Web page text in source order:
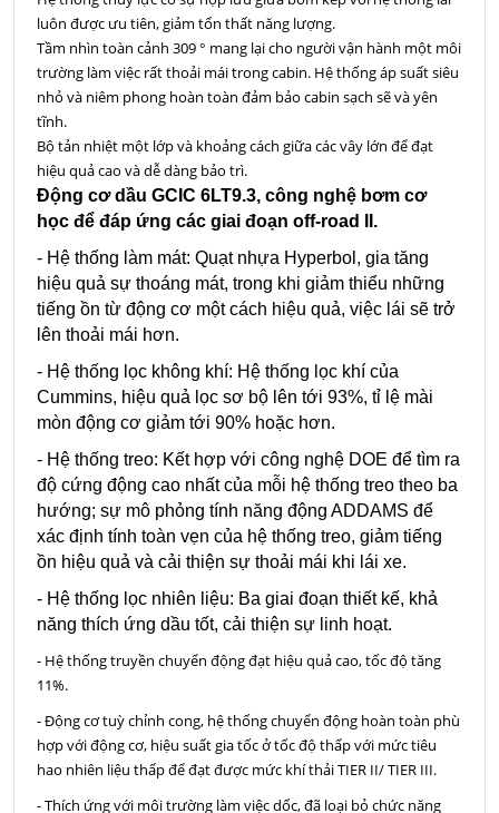
luôn được ưu tiên, giảm tổn thất năng lượng.
Tầm nhìn toàn cảnh 309 ° mang lại cho người vận hành một môi
trường làm việc rất thoải mái trong cabin. Hệ thống áp suất siêu
nhỏ và niêm phong hoàn toàn đảm bảo cabin sạch sẽ và yên
tĩnh.
Bộ tản nhiệt một lớp và khoảng cách giữa các vây lớn để đạt
hiệu quả cao và dễ dàng bảo trì.
Động cơ dầu GCIC 6LT9.3, công nghệ bơm cơ
học để đáp ứng các giai đoạn off-road II.
- Hệ thống làm mát: Quạt nhựa Hyperbol, gia tăng
hiệu quả sự thoáng mát, trong khi giảm thiểu những
tiếng ồn từ động cơ một cách hiệu quả, việc lái sẽ trở
lên thoải mái hơn.
- Hệ thống lọc không khí: Hệ thống lọc khí của
Cummins, hiệu quả lọc sơ bộ lên tới 93%, tỉ lệ mài
mòn động cơ giảm tới 90% hoặc hơn.
- Hệ thống treo: Kết hợp với công nghệ DOE để tìm ra
độ cứng động cao nhất của mỗi hệ thống treo theo ba
hướng; sự mô phỏng tính năng động ADDAMS để
xác định tính toàn vẹn của hệ thống treo, giảm tiếng
ồn hiệu quả và cải thiện sự thoải mái khi lái xe.
- Hệ thống lọc nhiên liệu: Ba giai đoạn thiết kế, khả
năng thích ứng dầu tốt, cải thiện sự linh hoạt.
- Hệ thống truyền chuyển động đạt hiệu quả cao, tốc độ tăng
11%.
- Động cơ tuỳ chỉnh cong, hệ thống chuyển động hoàn toàn phù
hợp với động cơ, hiệu suất gia tốc ở tốc độ thấp với mức tiêu
hao nhiên liệu thấp để đạt được mức khí thải TIER II/ TIER III.
- Thích ứng với môi trường làm việc dốc, đã loại bỏ chức năng